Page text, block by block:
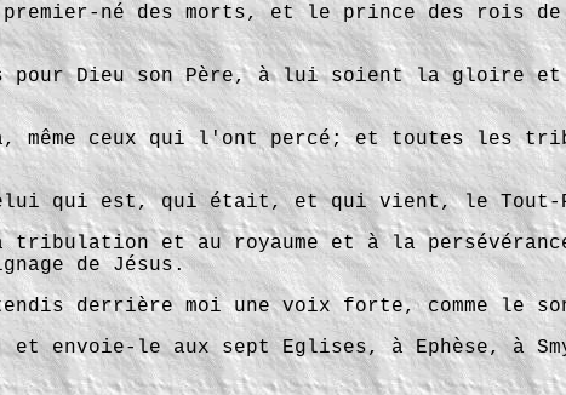
né des morts, et le prince des rois
Dieu son Père, à lui soient la gloire et
ceux qui l'ont percé; et toutes les
qui est, qui était, et qui vient, le Tout-
et au royaume et à la
de Jésus.
derrière moi une voix forte, comme le
le aux sept Eglises, à Ephèse, à